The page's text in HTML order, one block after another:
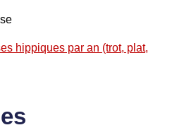
hippiques par an (trot, plat,